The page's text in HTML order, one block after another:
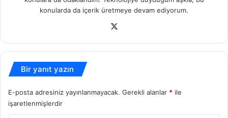
konularda da içerik üretmeye devam ediyorum.
Bir yanıt yazın
E-posta adresiniz yayınlanmayacak. Gerekli alanlar * ile
işaretlenmişlerdir